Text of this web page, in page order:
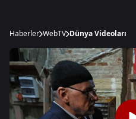
Haberler WebTV Dünya Videoları